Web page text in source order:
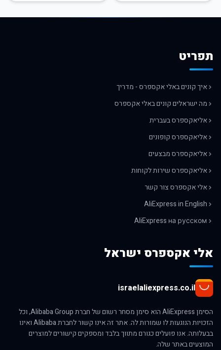
תפריט
איך קונים באלי אקספרס - מדריך
מה ישראלים קונים באלי אקספרס
אליאקספרס בעברית
אליאקספרס קופונים
אליאקספרס מבצעים
אליאקספרס שירות לקוחות
אלי אקספרס צור קשר
AliExpress in English
AliExpress на русском
אלי אקספרס ישראל
israelaliexpress.co.il
הסימן AliExpress הוא סימן מסחר רשום של חברת Alibaba Group, וכל
הזכויות הנוגעות לו שמורות לה. אתר זה אינו קשור לחברת Alibaba ואינו
בבעלותה. אנו פועלים כגורם מתווך בלבד ומספקים קישורים למוצרים
המוצעים באתר שלה.